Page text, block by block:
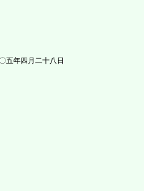
五年四月二十八日